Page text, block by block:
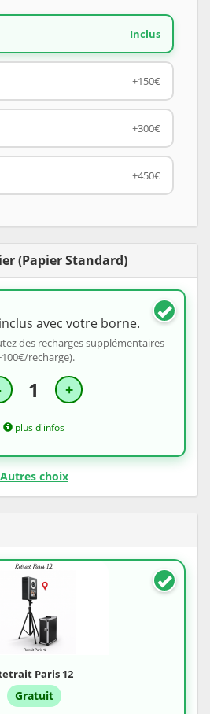
Inclus
+150€
+300€
+450€
(Papier Standard)
inclus avec votre borne.
des recharges supplémentaires
recharge).
1 +
plus d'infos
Autres choix
Paris 12
Gratuit